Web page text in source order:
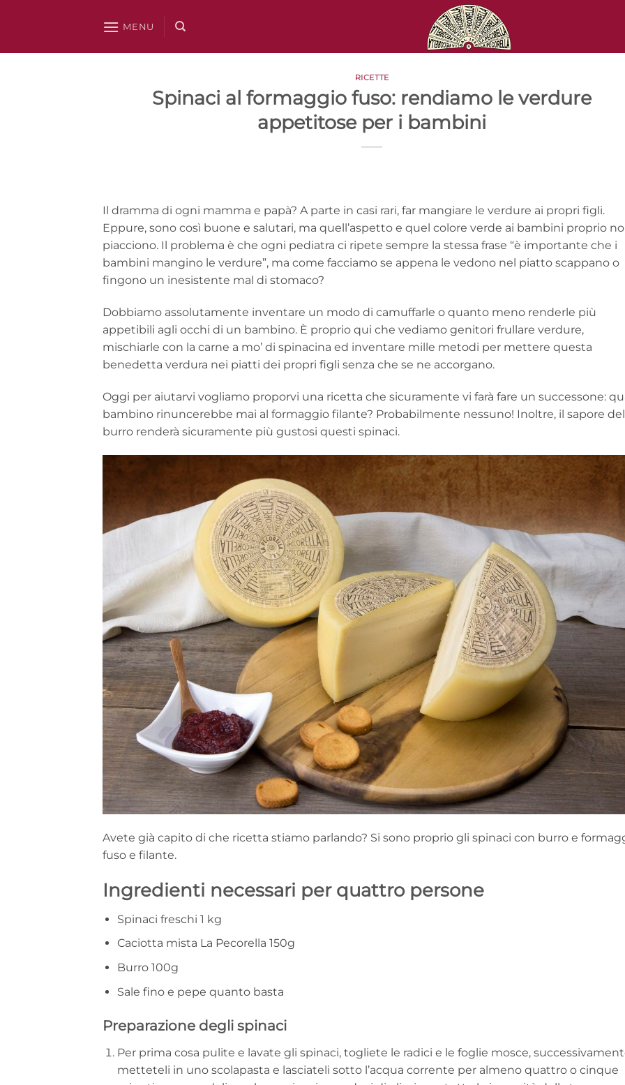
MENU
RICETTE
Spinaci al formaggio fuso: rendiamo le verdure
appetitose per i bambini
Il dramma di ogni mamma e papà? A parte in casi rari, far mangiare le verdure ai propri figli.
Eppure, sono così buone e salutari, ma quell’aspetto e quel colore verde ai bambini proprio
piacciono. Il problema è che ogni pediatra ci ripete sempre la stessa frase “è importante che i
bambini mangino le verdure”, ma come facciamo se appena le vedono nel piatto scappano o
fingono un inesistente mal di stomaco?
Dobbiamo assolutamente inventare un modo di camuffarle o quanto meno renderle più
appetibili agli occhi di un bambino. È proprio qui che vediamo genitori frullare verdure,
mischiarle con la carne a mo’ di spinacina ed inventare mille metodi per mettere questa
benedetta verdura nei piatti dei propri figli senza che se ne accorgano.
Oggi per aiutarvi vogliamo proporvi una ricetta che sicuramente vi farà fare un successone:
bambino rinuncerebbe mai al formaggio filante? Probabilmente nessuno! Inoltre, il sapore del
burro renderà sicuramente più gustosi questi spinaci.
Avete già capito di che ricetta stiamo parlando? Si sono proprio gli spinaci con burro e
fuso e filante.
Ingredienti necessari per quattro persone
Spinaci freschi 1 kg
Caciotta mista La Pecorella 150g
Burro 100g
Sale fino e pepe quanto basta
Preparazione degli spinaci
Per prima cosa pulite e lavate gli spinaci, togliete le radici e le foglie mosce,
metteteli in uno scolapasta e lasciateli sotto l’acqua corrente per almeno quattro o cinque